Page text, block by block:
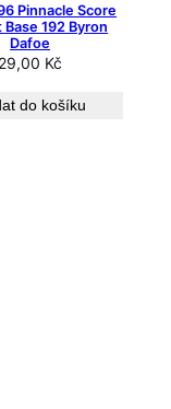
Pinnacle Score
Base 192 Byron
Dafoe
29,00 Kč
do košíku